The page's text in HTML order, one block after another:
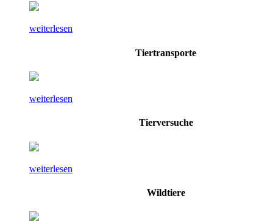
weiterlesen
Tiertransporte
weiterlesen
Tierversuche
weiterlesen
Wildtiere